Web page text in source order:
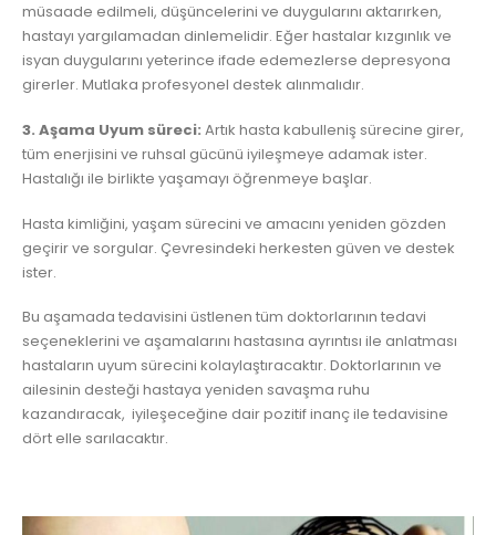
müsaade edilmeli, düşüncelerini ve duygularını aktarırken,
hastayı yargılamadan dinlemelidir. Eğer hastalar kızgınlık ve
isyan duygularını yeterince ifade edemezlerse depresyona
girerler. Mutlaka profesyonel destek alınmalıdır.
3. Aşama Uyum süreci: Artık hasta kabulleniş sürecine girer,
tüm enerjisini ve ruhsal gücünü iyileşmeye adamak ister.
Hastalığı ile birlikte yaşamayı öğrenmeye başlar.
Hasta kimliğini, yaşam sürecini ve amacını yeniden gözden
geçirir ve sorgular. Çevresindeki herkesten güven ve destek
ister.
Bu aşamada tedavisini üstlenen tüm doktorlarının tedavi
seçeneklerini ve aşamalarını hastasına ayrıntısı ile anlatması
hastaların uyum sürecini kolaylaştıracaktır. Doktorlarının ve
ailesinin desteği hastaya yeniden savaşma ruhu
kazandıracak, iyileşeceğine dair pozitif inanç ile tedavisine
dört elle sarılacaktır.